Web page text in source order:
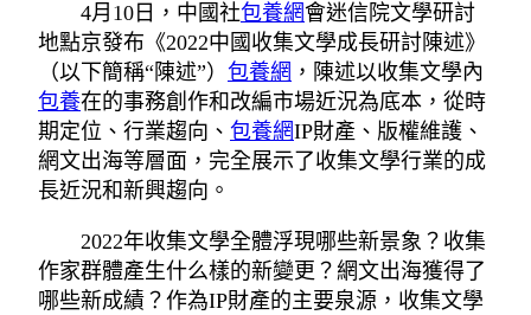
4月10日，中國社包養網會迷信院文學研討
地點京發布《2022中國收集文學成長研討陳述》
（以下簡稱“陳述”） 包養網 ，陳述以收集文學內
包養在的事務創作和改編市場近況為底本，從時
期定位、行業趨向、 包養網IP財產、版權維護、
網文出海等層面，完全展示了收集文學行業的成
長近況和新興趨向。
2022年收集文學全體浮現哪些新景象？收集
作家群體產生什么樣的新變更？網文出海獲得了
哪些新成績？作為IP財產的主要泉源，收集文學